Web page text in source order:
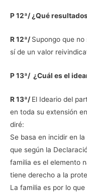
P 12ª/ ¿Qué
R 12ª/ Supongo que
sí de un valor
P 13ª/ ¿Cuál es el
R 13ª/ El Ideario del
en toda su extensión
diré:
Se basa en incidir en
que según la
familia es el elemento
tiene derecho a la
La familia es por lo